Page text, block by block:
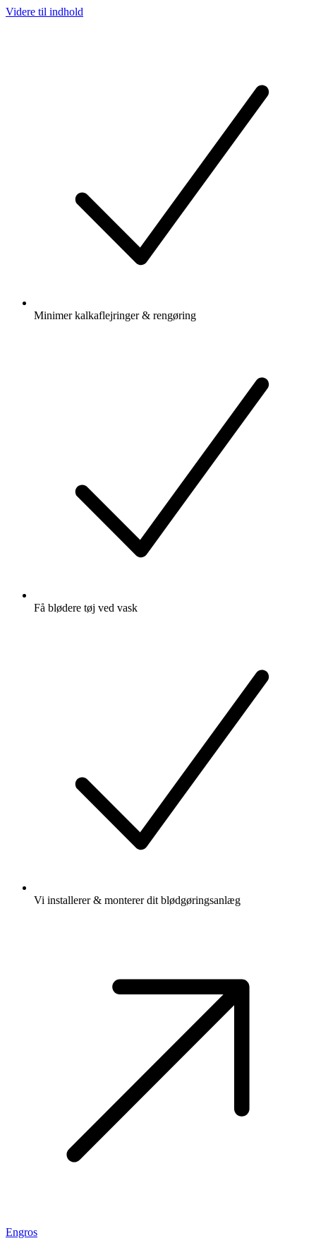
Videre til indhold
Minimer kalkaflejringer & rengøring
Få blødere tøj ved vask
Vi installerer & monterer dit blødgøringsanlæg
Engros